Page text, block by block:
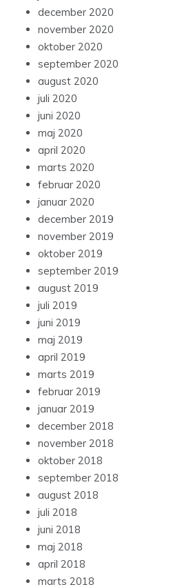
december 2020
november 2020
oktober 2020
september 2020
august 2020
juli 2020
juni 2020
maj 2020
april 2020
marts 2020
februar 2020
januar 2020
december 2019
november 2019
oktober 2019
september 2019
august 2019
juli 2019
juni 2019
maj 2019
april 2019
marts 2019
februar 2019
januar 2019
december 2018
november 2018
oktober 2018
september 2018
august 2018
juli 2018
juni 2018
maj 2018
april 2018
marts 2018